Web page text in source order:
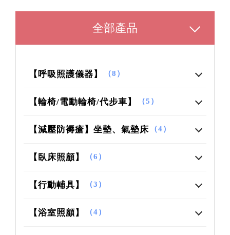
全部產品
【呼吸照護儀器】 （8）
【輪椅/電動輪椅/代步車】 （5）
【減壓防褥瘡】坐墊、氣墊床 （4）
【臥床照顧】 （6）
【行動輔具】 （3）
【浴室照顧】 （4）